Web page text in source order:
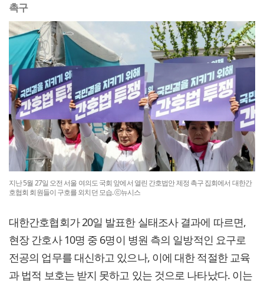
촉구
지난 5월 27일 오전 서울 여의도 국회 앞에서 열린 간호법안 제정 촉구 집회에서 대한간
호협회 회원들이 구호를 외치던 모습. ⓒ뉴시스
대한간호협회가 20일 발표한 실태조사 결과에 따르면,
현장 간호사 10명 중 6명이 병원 측의 일방적인 요구로
전공의 업무를 대신하고 있으나, 이에 대한 적절한 교육
과 법적 보호는 받지 못하고 있는 것으로 나타났다. 이는